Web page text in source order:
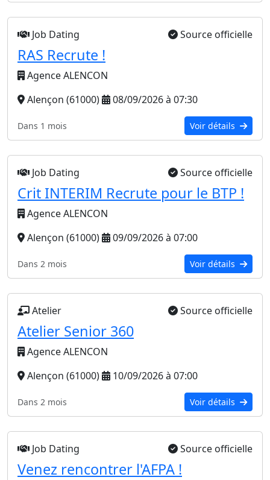
Job Dating Source officielle
RAS Recrute !
Agence ALENCON
Alençon (61000)
08/09/2026 à 07:30
Dans 1 mois Voir détails
Job Dating Source officielle
Crit INTERIM Recrute pour le BTP !
Agence ALENCON
Alençon (61000)
09/09/2026 à 07:00
Dans 2 mois Voir détails
Atelier Source officielle
Atelier Senior 360
Agence ALENCON
Alençon (61000)
10/09/2026 à 07:00
Dans 2 mois Voir détails
Job Dating Source officielle
Venez rencontrer l'AFPA !